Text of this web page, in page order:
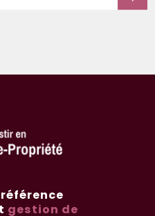
gestion de